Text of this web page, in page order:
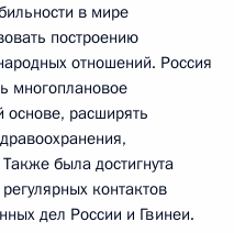
в мире
построению
отношений. Россия
многоплановое
основе, расширять
была достигнута
контактов
дел России и Гвинеи.